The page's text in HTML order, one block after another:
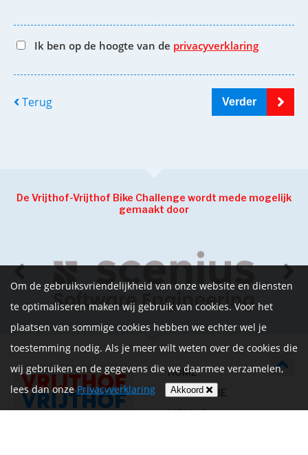
Ik ben op de hoogte van de privacyverklaring
Terug Verder
De Vrijthof-Vrijthof Bike Challenge wordt mede mogelijk
gemaakt door
HOME
INFORMATIE
NIEUWS
Om de gebruiksvriendelijkheid van onze website en diensten
te optimaliseren maken wij gebruik van cookies. Voor het
plaatsen van sommige cookies hebben we echter wel je
toestemming nodig. Als je meer wilt weten over de cookies die
wij gebruiken en de gegevens die we daarmee verzamelen,
lees dan onzePrivacyverklaring Akkoord